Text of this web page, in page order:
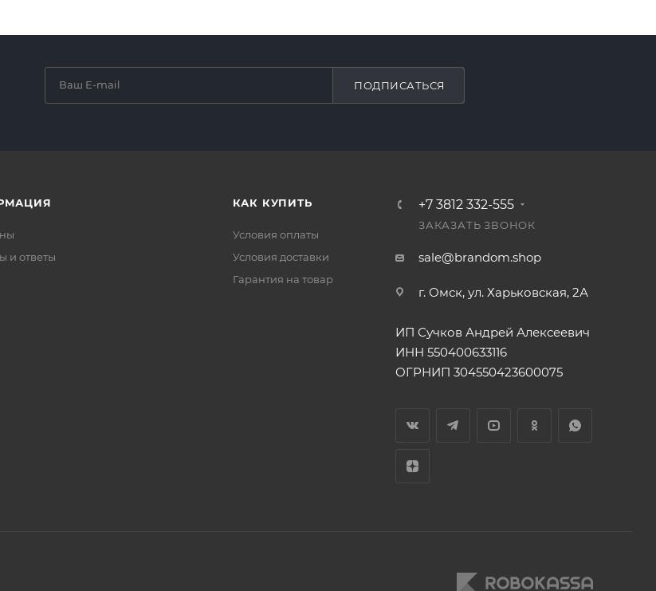
ПОДПИСАТЬСЯ
и ответы
КАК КУПИТЬ
Условия оплаты
Условия доставки
Гарантия на товар
+7 3812 332-555
ЗАКАЗАТЬ ЗВОНОК
sale@brandom.shop
г. Омск, ул. Харьковская, 2А
ИП Сучков Андрей Алексеевич
ИНН 550400633116
ОГРНИП 304550423600075